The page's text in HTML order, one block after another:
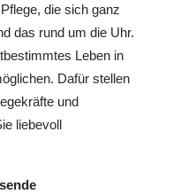
die sich ganz
das rund um die Uhr.
Leben in
Dafür stellen
und
liebevoll